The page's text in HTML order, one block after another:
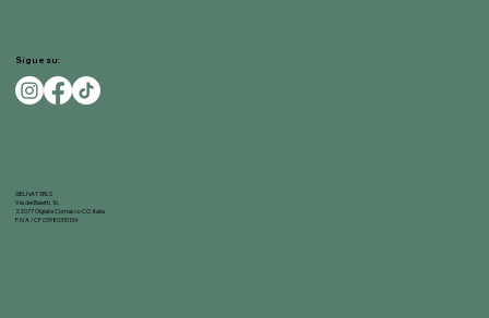
Sigue su:
GELNAT SRLS
Via dei Baietti, 16,
22077 Olgiate Comasco CO, Italia
P.IVA / CF 03980310134